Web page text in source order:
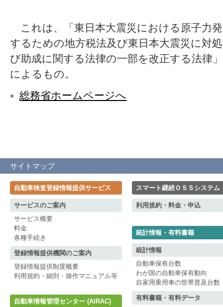
これは、「東日本大震災における原子力
するための地方税法及び東日本大震災に対
び助成に関する法律の一部を改正する法律
によるもの。
総務省ホームページへ
サイトマップ
自動車検査登録情報提供サービス
サービスのご案内
サービス概要
料金
各種手続き
登録情報提供機関のご案内
登録情報提供制度概要
利用規約・細則・操作マニュアル等
自動車情報管理センター (AIRAC)
スマート継続ＯＳＳシステム
利用規約・料金・申込
統計情報・有料書籍
統計情報
自動車保有台数
わが国の自動車保有動向
自家用乗用車の世帯普及台数
有料書籍・有料データ